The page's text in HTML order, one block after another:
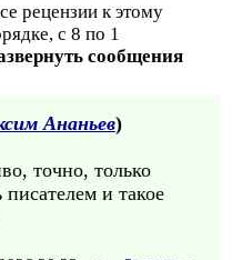
рецензии к этому
с 8 по 1
сообщения
Ананьев)
точно, только
и такое